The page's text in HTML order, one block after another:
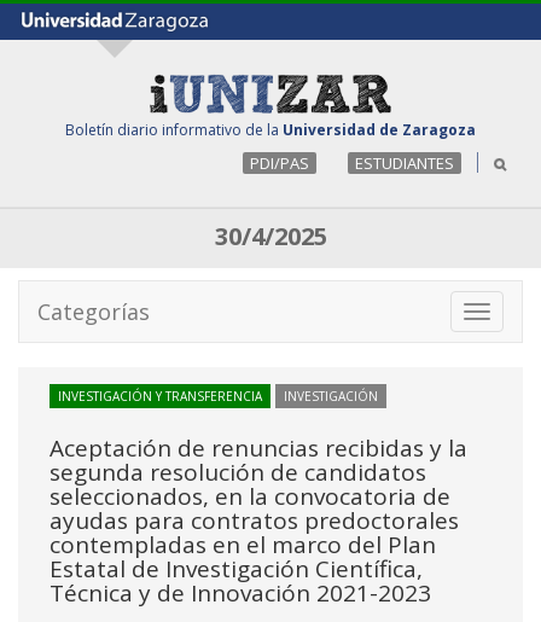
Boletín diario informativo de la Universidad de Zaragoza
PDI/PAS ESTUDIANTES
30/4/2025
Toggle
Categorías
INVESTIGACIÓN Y TRANSFERENCIA INVESTIGACIÓN
Aceptación de renuncias recibidas y la
segunda resolución de candidatos
seleccionados, en la convocatoria de
ayudas para contratos predoctorales
contempladas en el marco del Plan
Estatal de Investigación Científica,
Técnica y de Innovación 2021-2023